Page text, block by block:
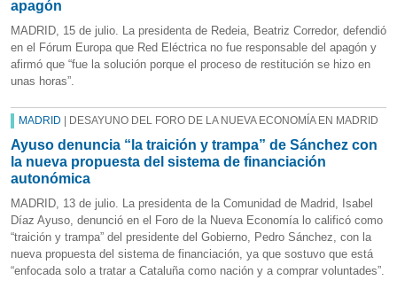
apagón
MADRID, 15 de julio. La presidenta de Redeia, Beatriz Corredor, defendió
en el Fórum Europa que Red Eléctrica no fue responsable del apagón y
afirmó que “fue la solución porque el proceso de restitución se hizo en
unas horas”.
MADRID | DESAYUNO DEL FORO DE LA NUEVA ECONOMÍA EN MADRID
Ayuso denuncia “la traición y trampa” de Sánchez con
la nueva propuesta del sistema de financiación
autonómica
MADRID, 13 de julio. La presidenta de la Comunidad de Madrid, Isabel
Díaz Ayuso, denunció en el Foro de la Nueva Economía lo calificó como
“traición y trampa” del presidente del Gobierno, Pedro Sánchez, con la
nueva propuesta del sistema de financiación, ya que sostuvo que está
“enfocada solo a tratar a Cataluña como nación y a comprar voluntades”.